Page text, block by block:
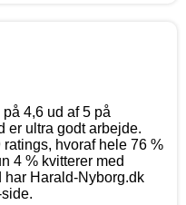
4,6 ud af 5 på
er ultra godt arbejde.
hvoraf hele 76 %
4 % kvitterer med
har Harald-Nyborg.dk